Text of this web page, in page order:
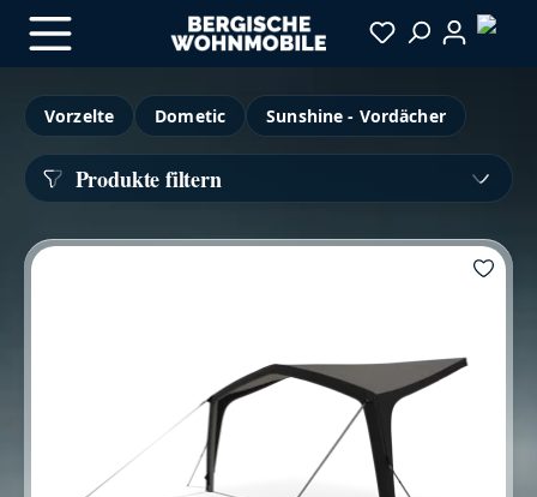
Zum Hauptinhalt springen
Vorzelte
Dometic Sunshine - Vordächer
Produkte filtern